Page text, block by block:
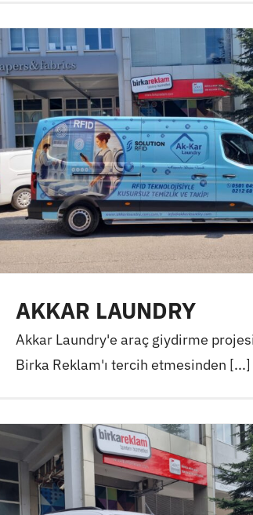
AKKAR LAUNDRY
Akkar Laundry'e araç giydirme
Birka Reklam'ı tercih etmesinden [...]